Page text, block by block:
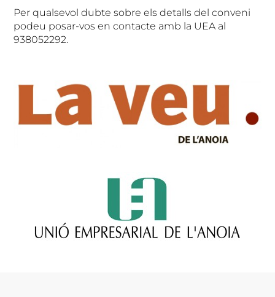
Per qualsevol dubte sobre els detalls del conveni
podeu posar-vos en contacte amb la UEA al
938052292.